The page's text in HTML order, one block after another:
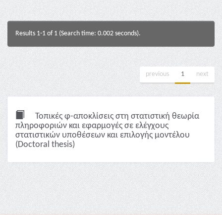
Results 1-1 of 1 (Search time: 0.002 seconds).
previous 1 next
Τοπικές φ-αποκλίσεις στη στατιστική θεωρία
πληροφοριών και εφαρμογές σε ελέγχους
στατιστικών υποθέσεων και επιλογής μοντέλου
(Doctoral thesis)